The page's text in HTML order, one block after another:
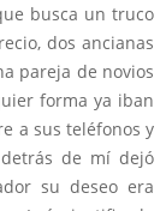
busca un truco
dos ancianas
pareja de novios
forma ya iban
a sus teléfonos y
de mí dejó
su deseo era